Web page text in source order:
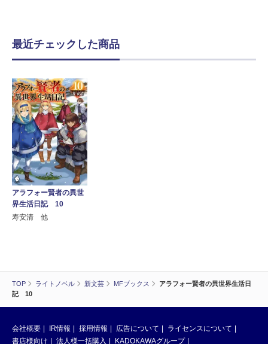
TOP ライトノベル 新文芸 MFブックス
アラフォー賢者の異世界生活日
記 10
最近チェックした商品
アラフォー賢者の異世
界生活日記 10
寿安清 他
会社概要 IR情報 採用情報 広告について
ライセンスについて
書店様向け
法人様一括購入 KADOKAWAグループ